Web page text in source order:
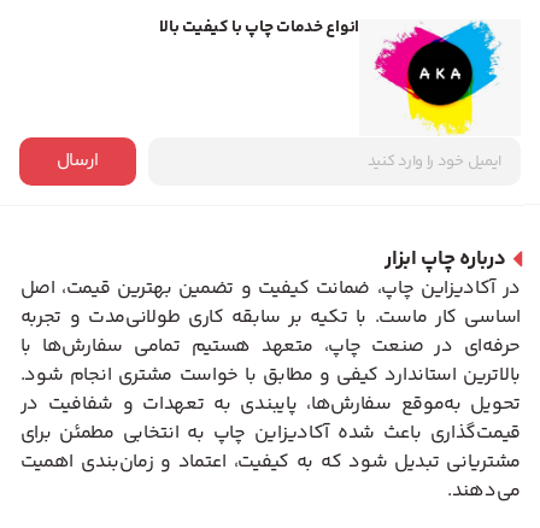
انواع خدمات چاپ با کیفیت بالا
ارسال
درباره چاپ ابزار
در آکادیزاین چاپ، ضمانت کیفیت و تضمین بهترین قیمت، اصل
اساسی کار ماست. با تکیه بر سابقه کاری طولانی‌مدت و تجربه
حرفه‌ای در صنعت چاپ، متعهد هستیم تمامی سفارش‌ها با
بالاترین استاندارد کیفی و مطابق با خواست مشتری انجام شود.
تحویل به‌موقع سفارش‌ها، پایبندی به تعهدات و شفافیت در
قیمت‌گذاری باعث شده آکادیزاین چاپ به انتخابی مطمئن برای
مشتریانی تبدیل شود که به کیفیت، اعتماد و زمان‌بندی اهمیت
می‌دهند.